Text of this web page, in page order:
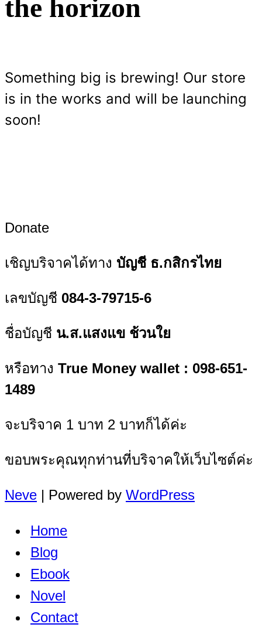
the horizon
Something big is brewing! Our store
is in the works and will be launching
soon!
Donate
เชิญบริจาคได้ทาง บัญชี ธ.กสิกรไทย
เลขบัญชี 084-3-79715-6
ชื่อบัญชี น.ส.แสงแข ช้วนใย
หรือทาง True Money wallet : 098-651-
1489
จะบริจาค 1 บาท 2 บาทก็ได้ค่ะ
ขอบพระคุณทุกท่านที่บริจาคให้เว็บไซต์ค่ะ
Neve | Powered by WordPress
Home
Blog
Ebook
Novel
Contact